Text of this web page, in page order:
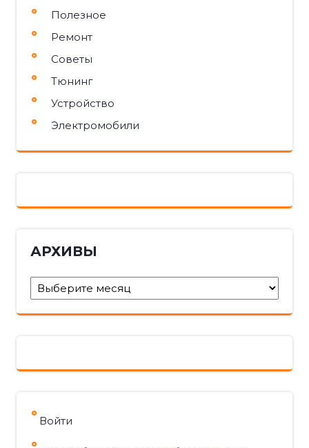
Полезное
Ремонт
Советы
Тюнинг
Устройство
Электромобили
АРХИВЫ
Архивы
Войти